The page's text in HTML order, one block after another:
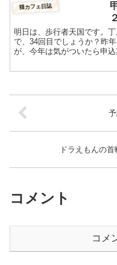
猫カフェ日誌
明日は、歩行者天国です。
で、34回目でしょうか？昨
が、今年は気がついたら申
ゃ...
ドラえもんの首
コメント
コメ